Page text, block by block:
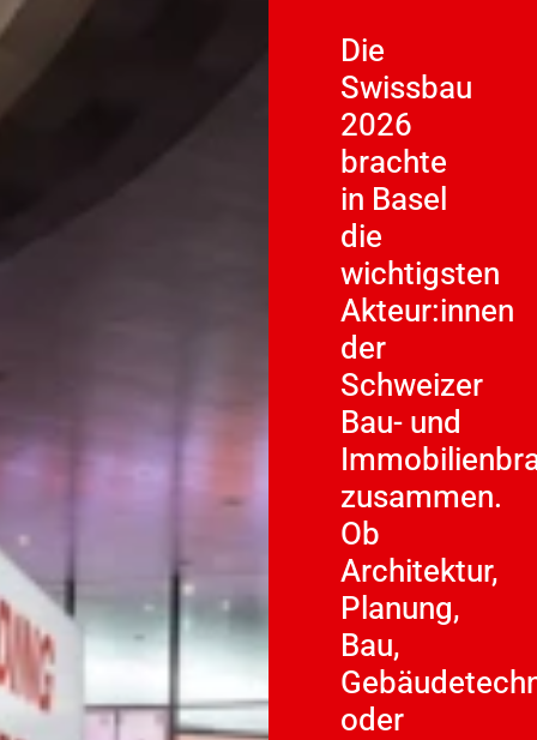
Die
Swissbau
2026
brachte
in Basel
die
wichtigsten
Akteur:innen
der
Schweizer
Bau- und
zusammen.
Ob
Architektur,
Planung,
Bau,
oder